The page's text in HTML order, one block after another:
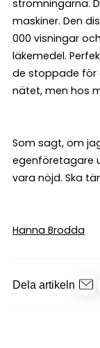
strömningarna.
maskiner. Den
000 visningar
läkemedel.
de stoppade för
nätet, men hos
Som sagt, om
egenföretagare
vara nöjd. Ska
Hanna Brodda
Dela artikeln